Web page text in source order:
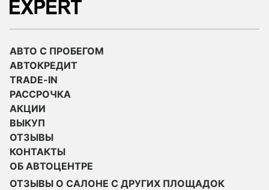
АВТО С ПРОБЕГОМ
АВТОКРЕДИТ
TRADE-IN
РАССРОЧКА
АКЦИИ
ВЫКУП
ОТЗЫВЫ
КОНТАКТЫ
ОБ АВТОЦЕНТРЕ
ОТЗЫВЫ О САЛОНЕ С ДРУГИХ ПЛОЩАДОК